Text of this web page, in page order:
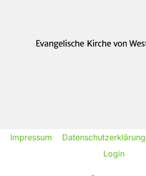
Impressum Datenschutzerklärung
Login